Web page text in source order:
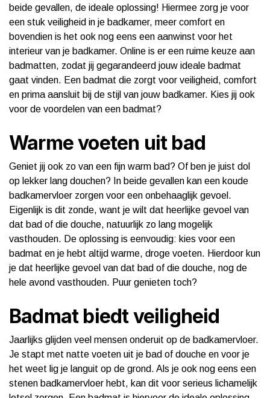
beide gevallen, de ideale oplossing! Hiermee zorg je voor
een stuk veiligheid in je badkamer, meer comfort en
bovendien is het ook nog eens een aanwinst voor het
interieur van je badkamer. Online is er een ruime keuze aan
badmatten, zodat jij gegarandeerd jouw ideale badmat
gaat vinden. Een badmat die zorgt voor veiligheid, comfort
en prima aansluit bij de stijl van jouw badkamer. Kies jij ook
voor de voordelen van een badmat?
Warme voeten uit bad
Geniet jij ook zo van een fijn warm bad? Of ben je juist dol
op lekker lang douchen? In beide gevallen kan een koude
badkamervloer zorgen voor een onbehaaglijk gevoel.
Eigenlijk is dit zonde, want je wilt dat heerlijke gevoel van
dat bad of die douche, natuurlijk zo lang mogelijk
vasthouden. De oplossing is eenvoudig: kies voor een
badmat en je hebt altijd warme, droge voeten. Hierdoor kun
je dat heerlijke gevoel van dat bad of die douche, nog de
hele avond vasthouden. Puur genieten toch?
Badmat biedt veiligheid
Jaarlijks glijden veel mensen onderuit op de badkamervloer.
Je stapt met natte voeten uit je bad of douche en voor je
het weet lig je languit op de grond. Als je ook nog eens een
stenen badkamervloer hebt, kan dit voor serieus lichamelijk